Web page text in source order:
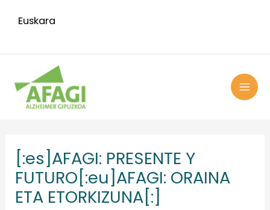
Euskara
[:es]AFAGI: PRESENTE Y
FUTURO[:eu]AFAGI: ORAINA
ETA ETORKIZUNA[:]
entradas